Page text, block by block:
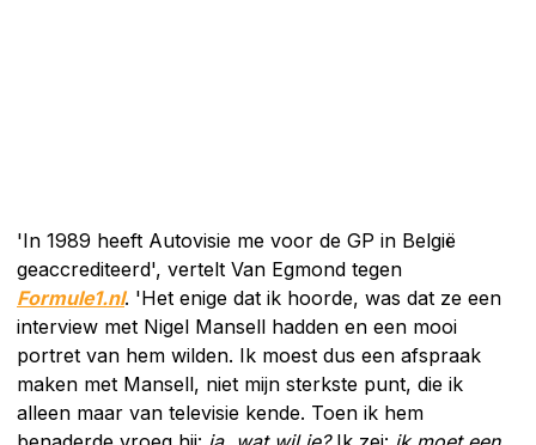
'In 1989 heeft Autovisie me voor de GP in België
geaccrediteerd', vertelt Van Egmond tegen
Formule1.nl. 'Het enige dat ik hoorde, was dat ze een
interview met Nigel Mansell hadden en een mooi
portret van hem wilden. Ik moest dus een afspraak
maken met Mansell, niet mijn sterkste punt, die ik
alleen maar van televisie kende. Toen ik hem